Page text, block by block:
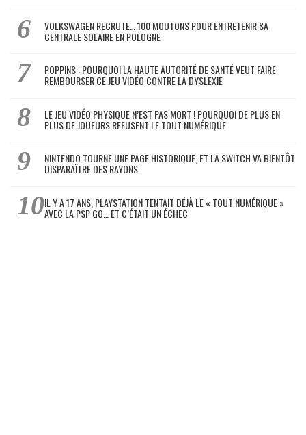
VOLKSWAGEN RECRUTE… 100 MOUTONS POUR ENTRETENIR SA
CENTRALE SOLAIRE EN POLOGNE
POPPINS : POURQUOI LA HAUTE AUTORITÉ DE SANTÉ VEUT FAIRE
REMBOURSER CE JEU VIDÉO CONTRE LA DYSLEXIE
LE JEU VIDÉO PHYSIQUE N’EST PAS MORT ! POURQUOI DE PLUS EN
PLUS DE JOUEURS REFUSENT LE TOUT NUMÉRIQUE
NINTENDO TOURNE UNE PAGE HISTORIQUE, ET LA SWITCH VA BIENTÔT
DISPARAÎTRE DES RAYONS
IL Y A 17 ANS, PLAYSTATION TENTAIT DÉJÀ LE « TOUT NUMÉRIQUE »
AVEC LA PSP GO… ET C’ÉTAIT UN ÉCHEC